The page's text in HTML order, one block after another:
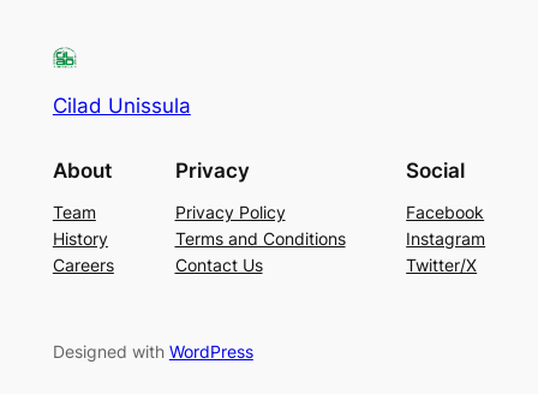
Cilad Unissula
About
Team
History
Careers
Privacy
Privacy Policy
Terms and Conditions
Contact Us
Social
Facebook
Instagram
Twitter/X
Designed with WordPress